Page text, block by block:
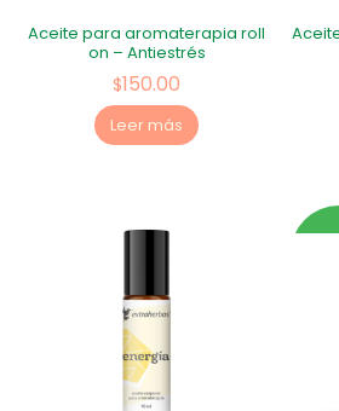
Aceite para aromaterapia roll
on – Antiestrés
$150.00
Leer más